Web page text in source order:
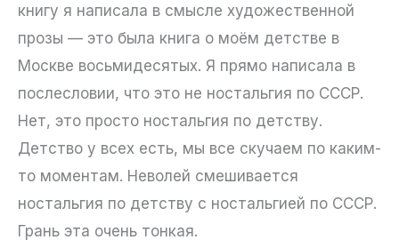
книгу я написала в смысле художественной
прозы — это была книга о моём детстве в
Москве восьмидесятых. Я прямо написала в
послесловии, что это не ностальгия по СССР.
Нет, это просто ностальгия по детству.
Детство у всех есть, мы все скучаем по каким-
то моментам. Неволей смешивается
ностальгия по детству с ностальгией по СССР.
Грань эта очень тонкая.